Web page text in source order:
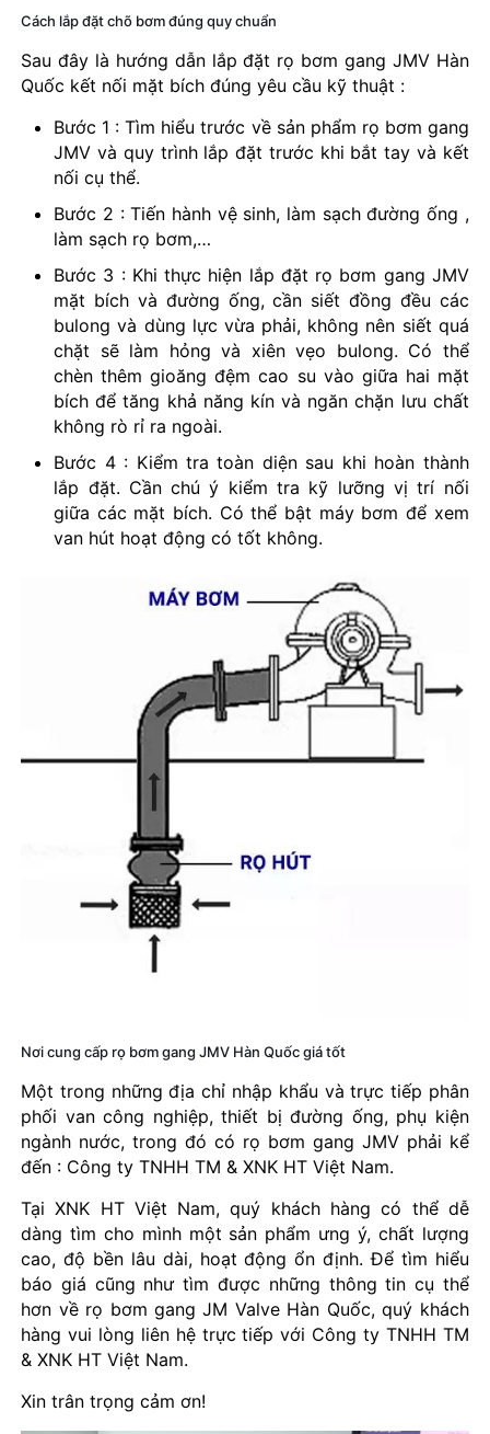
Cách lắp đặt chõ bơm đúng quy chuẩn
Sau đây là hướng dẫn lắp đặt rọ bơm gang JMV Hàn
Quốc kết nối mặt bích đúng yêu cầu kỹ thuật :
Bước 1 : Tìm hiểu trước về sản phẩm rọ bơm gang
JMV và quy trình lắp đặt trước khi bắt tay và kết
nối cụ thể.
Bước 2 : Tiến hành vệ sinh, làm sạch đường ống ,
làm sạch rọ bơm,…
Bước 3 : Khi thực hiện lắp đặt rọ bơm gang JMV
mặt bích và đường ống, cần siết đồng đều các
bulong và dùng lực vừa phải, không nên siết quá
chặt sẽ làm hỏng và xiên vẹo bulong. Có thể
chèn thêm gioăng đệm cao su vào giữa hai mặt
bích để tăng khả năng kín và ngăn chặn lưu chất
không rò rỉ ra ngoài.
Bước 4 : Kiểm tra toàn diện sau khi hoàn thành
lắp đặt. Cần chú ý kiểm tra kỹ lưỡng vị trí nối
giữa các mặt bích. Có thể bật máy bơm để xem
van hút hoạt động có tốt không.
Nơi cung cấp rọ bơm gang JMV Hàn Quốc giá tốt
Một trong những địa chỉ nhập khẩu và trực tiếp phân
phối van công nghiệp, thiết bị đường ống, phụ kiện
ngành nước, trong đó có rọ bơm gang JMV phải kể
đến : Công ty TNHH TM & XNK HT Việt Nam.
Tại XNK HT Việt Nam, quý khách hàng có thể dễ
dàng tìm cho mình một sản phẩm ưng ý, chất lượng
cao, độ bền lâu dài, hoạt động ổn định. Để tìm hiểu
báo giá cũng như tìm được những thông tin cụ thể
hơn về rọ bơm gang JM Valve Hàn Quốc, quý khách
hàng vui lòng liên hệ trực tiếp với Công ty TNHH TM
& XNK HT Việt Nam.
Xin trân trọng cảm ơn!